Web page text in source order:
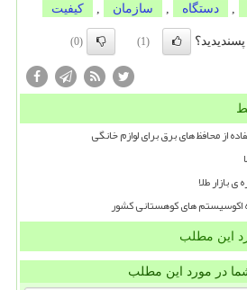
دستگاه سازمان كیفیت
(1)
(0)
از محافظ های برق برای لوازم خانگی
بازار طلا
اکوسیستم های کوهستانی کشور
این مطلب
در مورد این مطلب